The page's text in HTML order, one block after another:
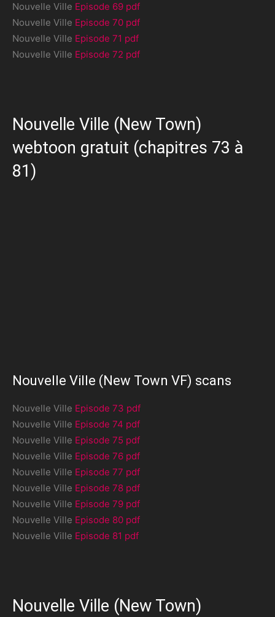
Nouvelle Ville Episode 69 pdf
Nouvelle Ville Episode 70 pdf
Nouvelle Ville Episode 71 pdf
Nouvelle Ville Episode 72 pdf
Nouvelle Ville (New Town)
webtoon gratuit (chapitres 73 à
81)
Nouvelle Ville (New Town VF) scans
Nouvelle Ville Episode 73 pdf
Nouvelle Ville Episode 74 pdf
Nouvelle Ville Episode 75 pdf
Nouvelle Ville Episode 76 pdf
Nouvelle Ville Episode 77 pdf
Nouvelle Ville Episode 78 pdf
Nouvelle Ville Episode 79 pdf
Nouvelle Ville Episode 80 pdf
Nouvelle Ville Episode 81 pdf
Nouvelle Ville (New Town)